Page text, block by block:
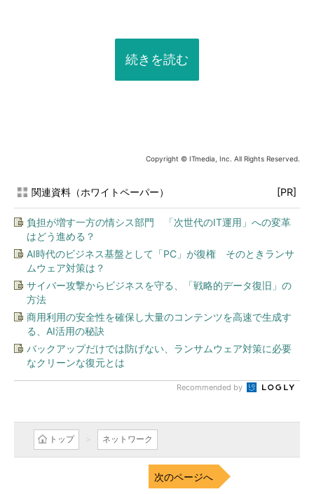
続きを読む
Copyright © ITmedia, Inc. All Rights Reserved.
関連資料（ホワイトペーパー） [PR]
負担が増す一方の情シス部門 「次世代のIT運用」への変革
はどう進める？
AI時代のビジネス基盤として「PC」が復権 そのときランサ
ムウェア対策は？
サイバー攻撃からビジネスを守る、「戦略的データ復旧」の
方法
商用利用の安全性を確保し大量のコンテンツを高速で生成す
る、AI活用の秘訣
バックアップだけでは防げない、ランサムウェア対策に必要
なクリーンな復元とは
Recommended by
トップ ネットワーク
次のページへ